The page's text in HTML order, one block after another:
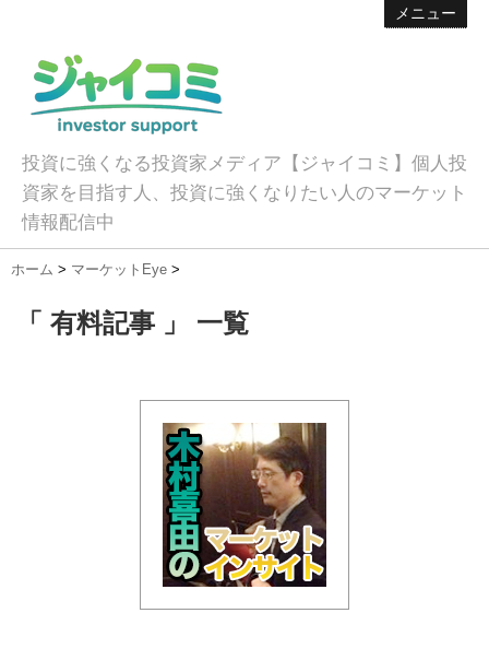
メニュー
投資に強くなる投資家メディア【ジャイコミ】個人投
資家を目指す人、投資に強くなりたい人のマーケット
情報配信中
ホーム > マーケットEye >
「 有料記事 」 一覧